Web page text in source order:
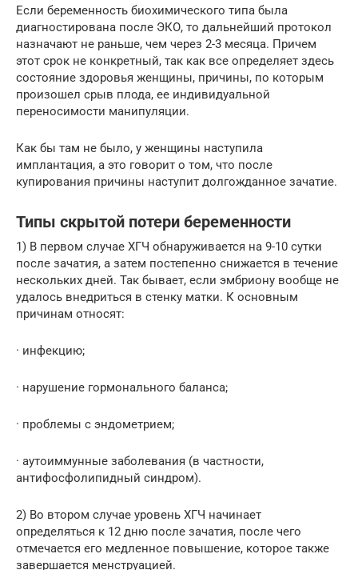
Если беременность биохимического типа была
диагностирована после ЭКО, то дальнейший протокол
назначают не раньше, чем через 2-3 месяца. Причем
этот срок не конкретный, так как все определяет здесь
состояние здоровья женщины, причины, по которым
произошел срыв плода, ее индивидуальной
переносимости манипуляции.
Как бы там не было, у женщины наступила
имплантация, а это говорит о том, что после
купирования причины наступит долгожданное зачатие.
Типы скрытой потери беременности
1) В первом случае ХГЧ обнаруживается на 9-10 сутки
после зачатия, а затем постепенно снижается в течение
нескольких дней. Так бывает, если эмбриону вообще не
удалось внедриться в стенку матки. К основным
причинам относят:
· инфекцию;
· нарушение гормонального баланса;
· проблемы с эндометрием;
· аутоиммунные заболевания (в частности,
антифосфолипидный синдром).
2) Во втором случае уровень ХГЧ начинает
определяться к 12 дню после зачатия, после чего
отмечается его медленное повышение, которое также
завершается менструацией.